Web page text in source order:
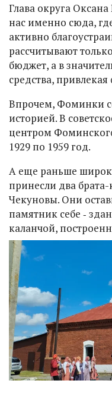
Глава округа
нас именно сюда,
активно
рассчитывают
бюджет, а в
средства,
Впрочем, Фоминки
историей. В
центром
1929 по 1959 год.
А еще раньше
принесли два
Чекуновы. Они
памятник себе ‑
каланчой,